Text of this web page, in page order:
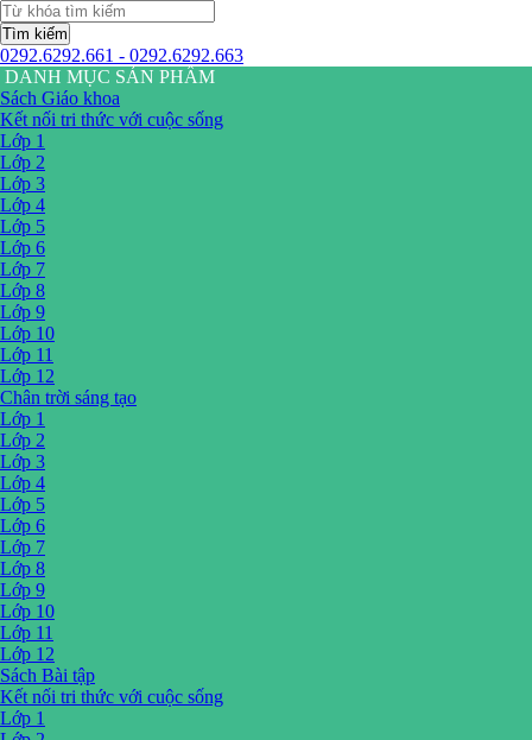
Tìm kiếm
0292.6292.661 - 0292.6292.663
DANH MỤC SẢN PHẨM
Sách Giáo khoa
Kết nối tri thức với cuộc sống
Lớp 1
Lớp 2
Lớp 3
Lớp 4
Lớp 5
Lớp 6
Lớp 7
Lớp 8
Lớp 9
Lớp 10
Lớp 11
Lớp 12
Chân trời sáng tạo
Lớp 1
Lớp 2
Lớp 3
Lớp 4
Lớp 5
Lớp 6
Lớp 7
Lớp 8
Lớp 9
Lớp 10
Lớp 11
Lớp 12
Sách Bài tập
Kết nối tri thức với cuộc sống
Lớp 1